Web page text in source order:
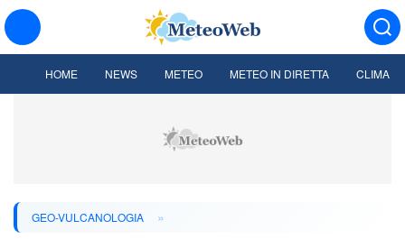
HOME NEWS METEO METEO IN DIRETTA CLIMA
GEO-VULCANOLOGIA »